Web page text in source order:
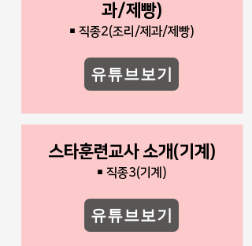
과/제빵)
￭ 직종2(조리/제과/제빵)
유튜브보기
스타훈련교사 소개(기계)
￭ 직종3(기계)
유튜브보기